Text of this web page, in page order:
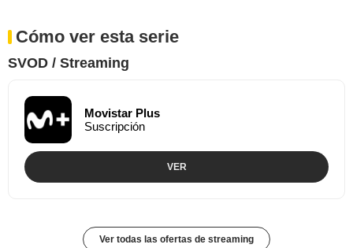
Cómo ver esta serie
SVOD / Streaming
Movistar Plus
Suscripción
VER
Ver todas las ofertas de streaming